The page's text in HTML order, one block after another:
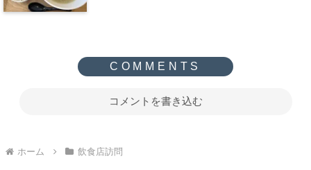
コメントを書き込む
ホーム 飲食店訪問